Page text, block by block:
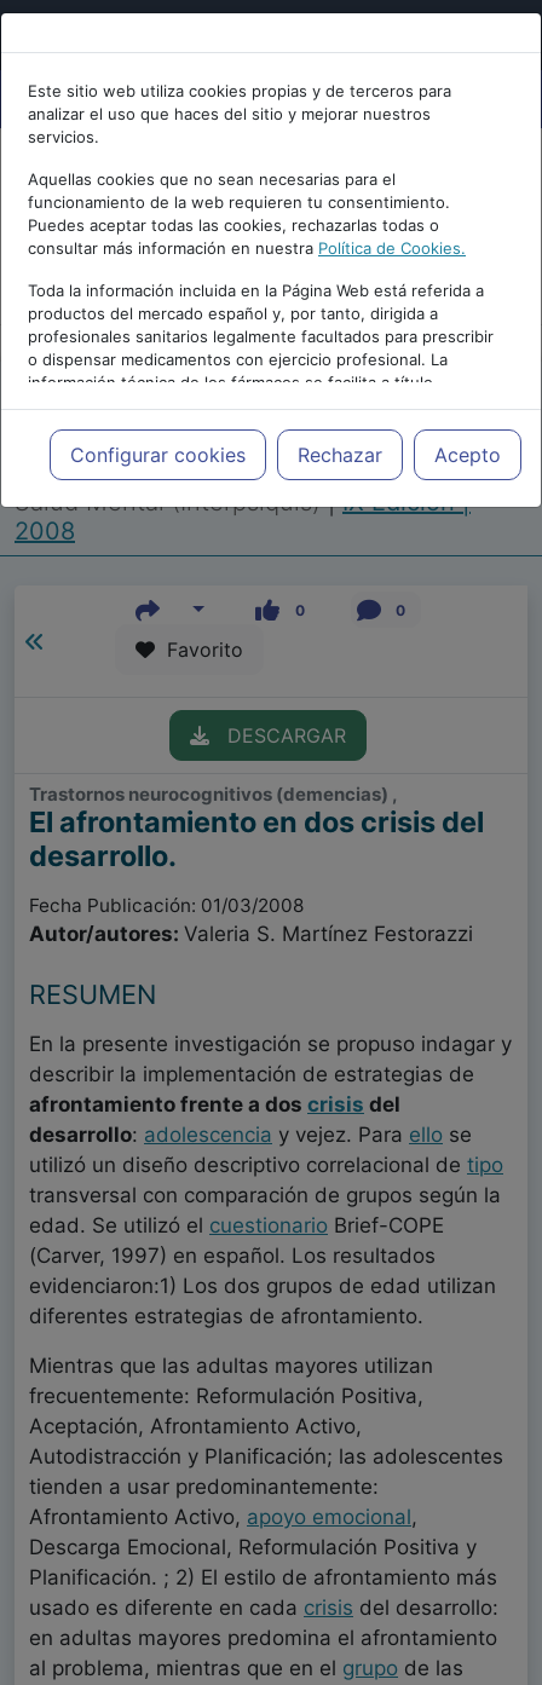
Este sitio web utiliza cookies propias y de terceros para
analizar el uso que haces del sitio y mejorar nuestros
servicios.
Aquellas cookies que no sean necesarias para el
funcionamiento de la web requieren tu consentimiento.
Puedes aceptar todas las cookies, rechazarlas todas o
consultar más información en nuestra Política de Cookies.
Toda la información incluida en la Página Web está referida a
productos del mercado español y, por tanto, dirigida a
profesionales sanitarios legalmente facultados para prescribir
o dispensar medicamentos con ejercicio profesional. La
información técnica de los fármacos se facilita a título
meramente informativo, siendo responsabilidad de los
profesionales facultados prescribir medicamentos y decidir, en
cada caso concreto, el tratamiento más adecuado a las
necesidades del paciente.
Configurar cookies Rechazar Acepto
Repositorio de Artículos |Congreso Virtual
Internacional de Psiquiatría, Psicología y
Salud Mental (Interpsiquis)|IX Edición |
2008
0 0
Favorito
DESCARGAR
Trastornos neurocognitivos (demencias) ,
El afrontamiento en dos crisis del
desarrollo.
Fecha Publicación: 01/03/2008
Autor/autores: Valeria S. Martínez Festorazzi
RESUMEN
En la presente investigación se propuso indagar y
describir la implementación de estrategias de
afrontamiento frente a dos crisis del
desarrollo: adolescencia y vejez. Para ello se
utilizó un diseño descriptivo correlacional de tipo
transversal con comparación de grupos según la
edad. Se utilizó el cuestionario Brief-COPE
(Carver, 1997) en español. Los resultados
evidenciaron:1) Los dos grupos de edad utilizan
diferentes estrategias de afrontamiento.
Mientras que las adultas mayores utilizan
frecuentemente: Reformulación Positiva,
Aceptación, Afrontamiento Activo,
Autodistracción y Planificación; las adolescentes
tienden a usar predominantemente:
Afrontamiento Activo, apoyo emocional,
Descarga Emocional, Reformulación Positiva y
Planificación. ; 2) El estilo de afrontamiento más
usado es diferente en cada crisis del desarrollo:
en adultas mayores predomina el afrontamiento
al problema, mientras que en el grupo de las